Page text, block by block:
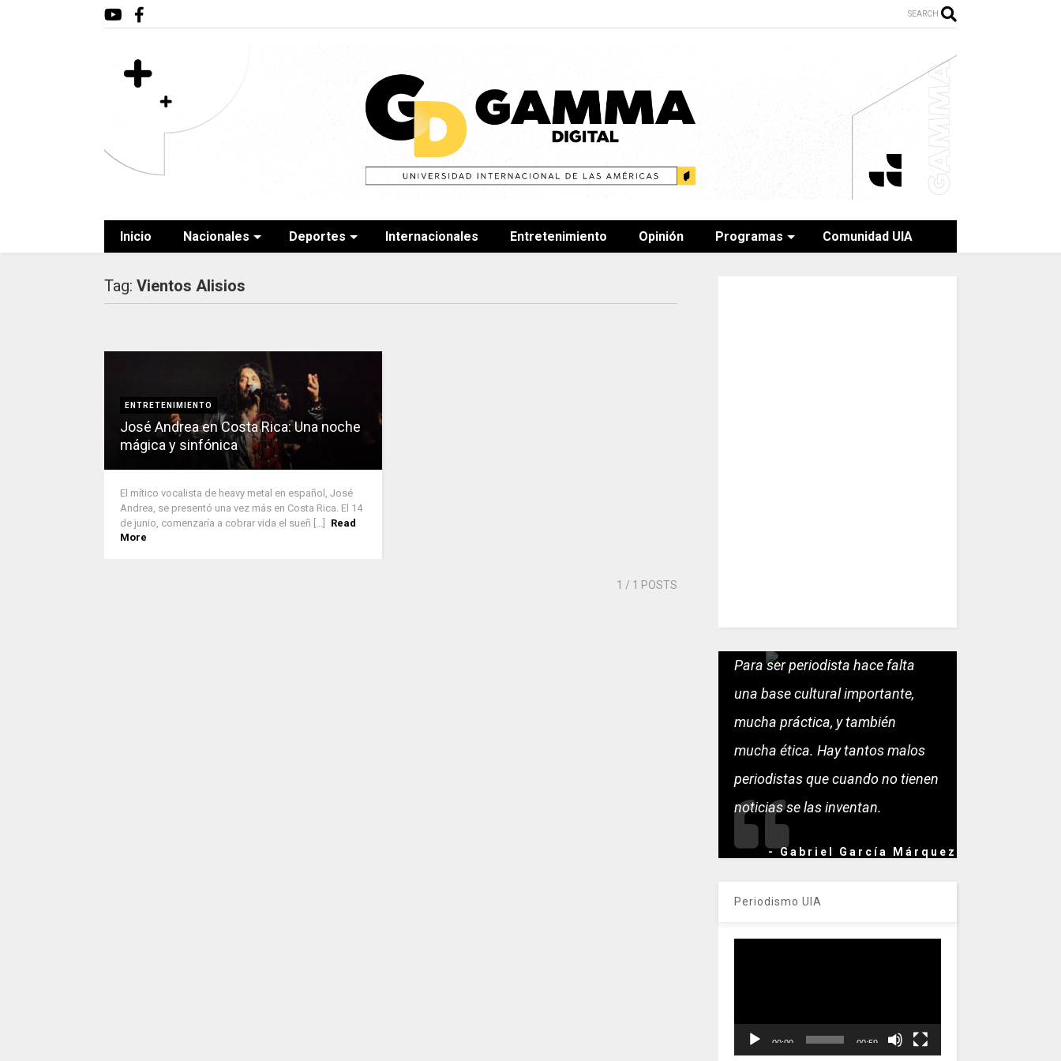
SEARCH
Inicio Nacionales Deportes Internacionales Entretenimiento Opinión Programas Comunidad UIA
Tag: Vientos Alisios
ENTRETENIMIENTO
José Andrea en Costa Rica: Una noche
mágica y sinfónica
El mítico vocalista de heavy metal en español, José
Andrea, se presentó una vez más en Costa Rica. El 14
de junio, comenzaría a cobrar vida el sueñ [...]
Read
More
1 / 1 POSTS
Para ser periodista hace falta
una base cultural importante,
mucha práctica, y también
mucha ética. Hay tantos malos
periodistas que cuando no tienen
noticias se las inventan.
- Gabriel García Márquez
Periodismo UIA
00:00 00:59